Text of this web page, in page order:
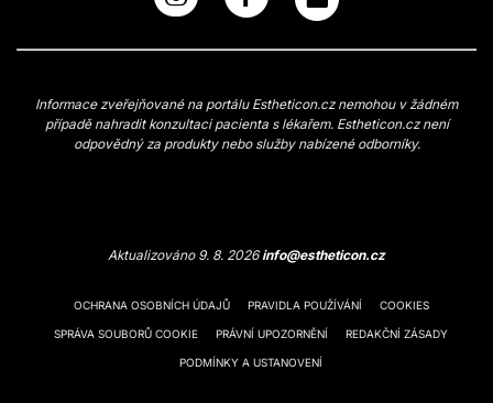
Informace zveřejňované na portálu Estheticon.cz nemohou v žádném
případě nahradit konzultaci pacienta s lékařem. Estheticon.cz není
odpovědný za produkty nebo služby nabízené odborníky.
Aktualizováno 9. 8. 2026info@estheticon.cz
OCHRANA OSOBNÍCH ÚDAJŮ PRAVIDLA POUŽÍVÁNÍ COOKIES
SPRÁVA SOUBORŮ COOKIE PRÁVNÍ UPOZORNĚNÍ REDAKČNÍ ZÁSADY
PODMÍNKY A USTANOVENÍ